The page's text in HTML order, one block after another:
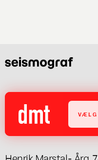
VÆLG